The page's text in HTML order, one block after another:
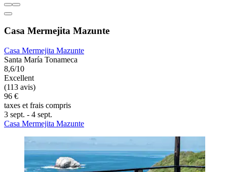
Casa Mermejita Mazunte
Casa Mermejita Mazunte
Santa María Tonameca
8,6/10
Excellent
(113 avis)
96 €
taxes et frais compris
3 sept. - 4 sept.
Casa Mermejita Mazunte